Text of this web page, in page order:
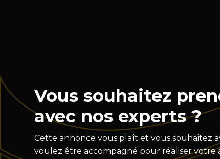
Vous souhaitez
avec nos experts ?
Cette annonce vous plaît et vous souhaitez
voulez être accompagné pour réaliser votre